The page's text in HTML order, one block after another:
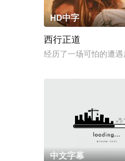
HD中字
西行正道
经历了一场可怕的遭
中文字幕